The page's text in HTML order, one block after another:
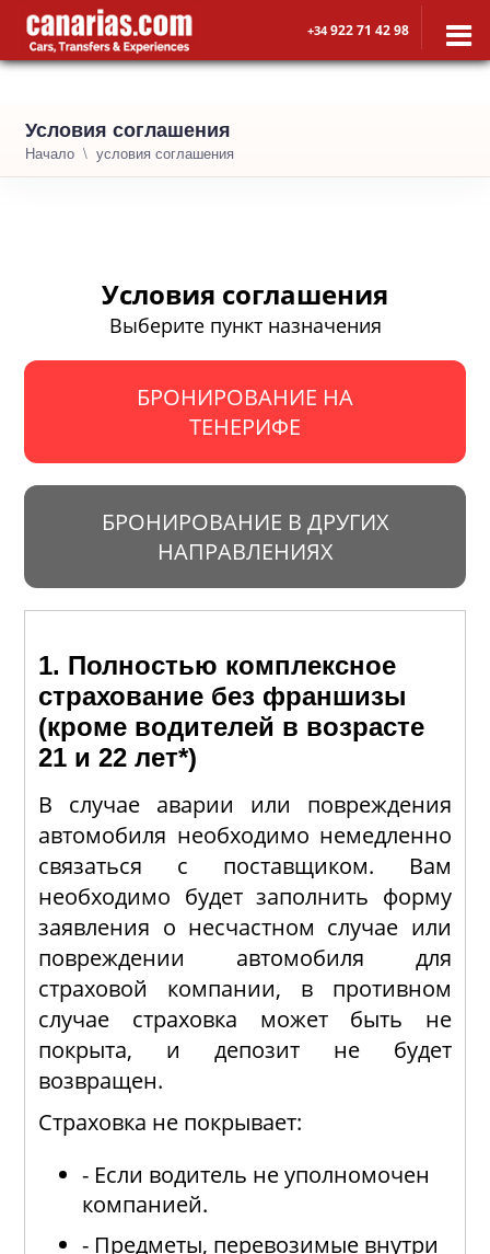
+34922 71 42 98
Условия соглашения
Начало условия соглашения
Условия соглашения
Выберите пункт назначения
БРОНИРОВАНИЕ НА
ТЕНЕРИФЕ
БРОНИРОВАНИЕ В ДРУГИХ
НАПРАВЛЕНИЯХ
1. Полностью комплексное
страхование без франшизы
(кроме водителей в возрасте
21 и 22 лет*)
В случае аварии или повреждения
автомобиля необходимо немедленно
связаться с поставщиком. Вам
необходимо будет заполнить форму
заявления о несчастном случае или
повреждении автомобиля для
страховой компании, в противном
случае страховка может быть не
покрыта, и депозит не будет
возвращен.
Страховка не покрывает:
- Если водитель не уполномочен
компанией.
- Предметы, перевозимые внутри